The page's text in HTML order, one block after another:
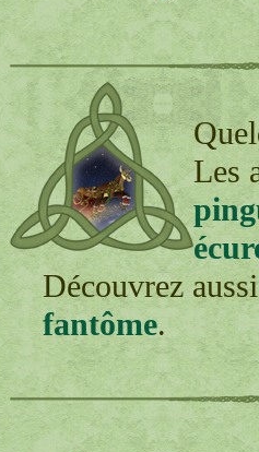
Les
Découvrez
fantôme.